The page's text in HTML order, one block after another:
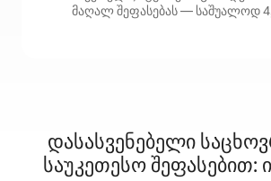
მაღალ შეფასებას — საშუალოდ
დასასვენებელი
საუკეთესო შეფასებით: